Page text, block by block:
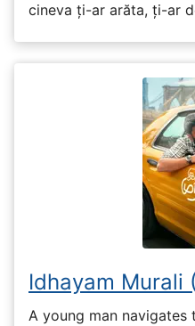
cineva ți-ar arăta, ți-ar
Idhayam Murali
A young man